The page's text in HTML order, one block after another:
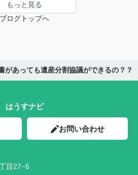
もっと見る
ブログトップへ
があっても遺産分割協議ができるの？？
はうすナビ
お問い合わせ
目27−6